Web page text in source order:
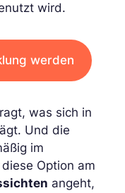
wird.
werden
was sich in
Und die
im
Option am
angeht,